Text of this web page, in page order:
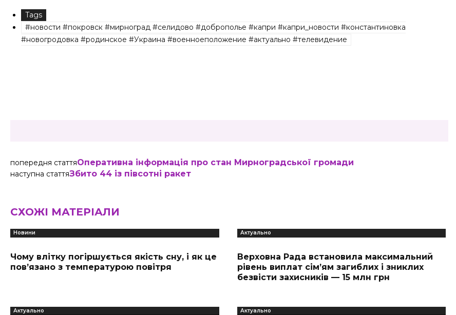
Tags
#новости #покровск #мирноград #селидово #доброполье #капри #капри_новости #константиновка
#новогродовка #родинское #Украина #военноеположение #актуально #телевидение
попередня статтяОперативна інформація про стан Мирноградської громади
наступна статтяЗбито 44 із півсотні ракет
СХОЖІ МАТЕРІАЛИ
Новини
Чому влітку погіршується якість сну, і як це
пов’язано з температурою повітря
Актуально
Верховна Рада встановила максимальний
рівень виплат сім’ям загиблих і зниклих
безвісти захисників — 15 млн грн
Актуально Актуально